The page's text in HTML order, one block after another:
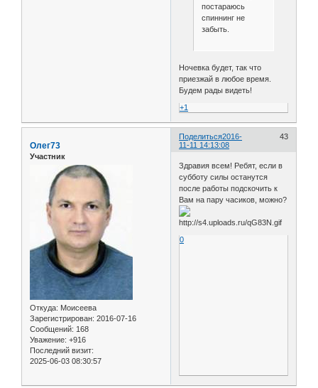
постараюсь
спиннинг не
забыть.
Ночевка будет, так что
приезжай в любое время.
Будем рады видеть!
+1
Поделиться 43
2016-
11-11 14:13:08
Олег73
Участник
Откуда: Моисеева
Зарегистрирован: 2016-07-16
Сообщений: 168
Уважение: +916
Последний визит:
2025-06-03 08:30:57
Здравия всем! Ребят, если в
субботу силы останутся
после работы подскочить к
Вам на пару часиков, можно?
0